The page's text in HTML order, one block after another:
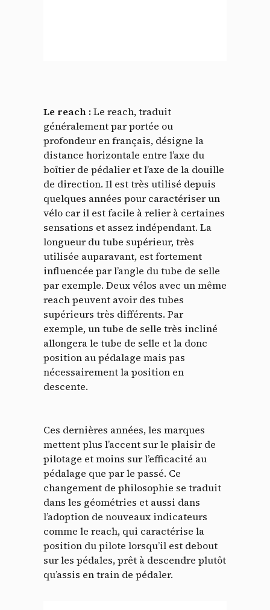
Le reach :Le reach, traduit
généralement par portée ou
profondeur en français, désigne la
distance horizontale entre l’axe du
boîtier de pédalier et l’axe de la douille
de direction. Il est très utilisé depuis
quelques années pour caractériser un
vélo car il est facile à relier à certaines
sensations et assez indépendant. La
longueur du tube supérieur, très
utilisée auparavant, est fortement
influencée par l’angle du tube de selle
par exemple. Deux vélos avec un même
reach peuvent avoir des tubes
supérieurs très différents. Par
exemple, un tube de selle très incliné
allongera le tube de selle et la donc
position au pédalage mais pas
nécessairement la position en
descente.
Ces dernières années, les marques
mettent plus l’accent sur le plaisir de
pilotage et moins sur l’efficacité au
pédalage que par le passé. Ce
changement de philosophie se traduit
dans les géométries et aussi dans
l’adoption de nouveaux indicateurs
comme le reach, qui caractérise la
position du pilote lorsqu’il est debout
sur les pédales, prêt à descendre plutôt
qu’assis en train de pédaler.